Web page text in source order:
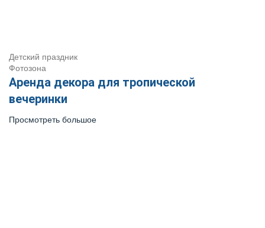
Детский праздник
Фотозона
Аренда декора для тропической
вечеринки
Просмотреть большое